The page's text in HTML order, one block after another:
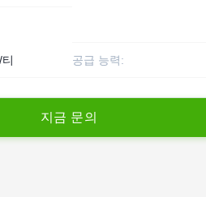
공급 능력:
지 금 문의